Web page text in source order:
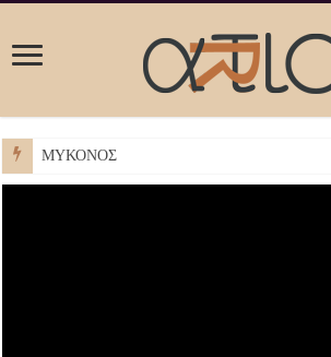
ΜΥΚΟΝΟΣ